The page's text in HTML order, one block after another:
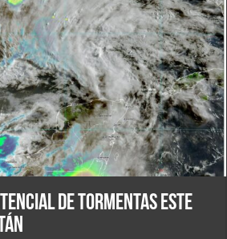
de tormentas este